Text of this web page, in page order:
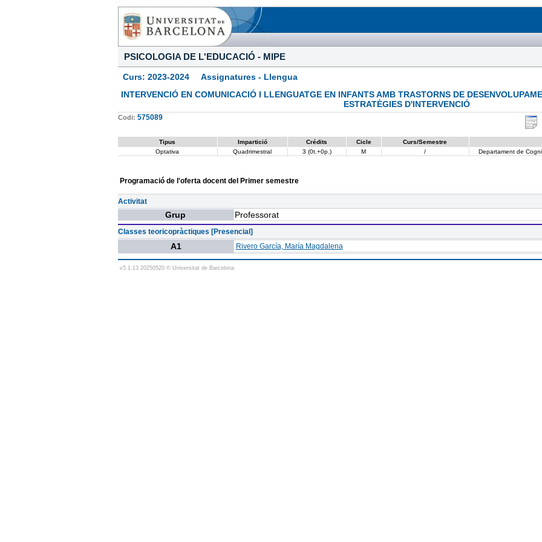
PSICOLOGIA DE L'EDUCACIÓ - MIPE
Curs: 2023-2024 Assignatures - Llengua
INTERVENCIÓ EN COMUNICACIÓ I LLENGUATGE EN INFANTS AMB TRASTORNS DE
ESTRATÈGIES D'INTERVENCIÓ
Codi: 575089
Tipus Impartició Crédits Cicle Curs/Semestre
Optativa
Quadrimestral 3 (0t.+0p.) M / Departament de
Programació de l'oferta docent del Primer semestre
Activitat
Grup Professorat
Classes teoricopràctiques [Presencial]
A1 Rivero García, María Magdalena
v5.1.13 20250520 © Universitat de Barcelona